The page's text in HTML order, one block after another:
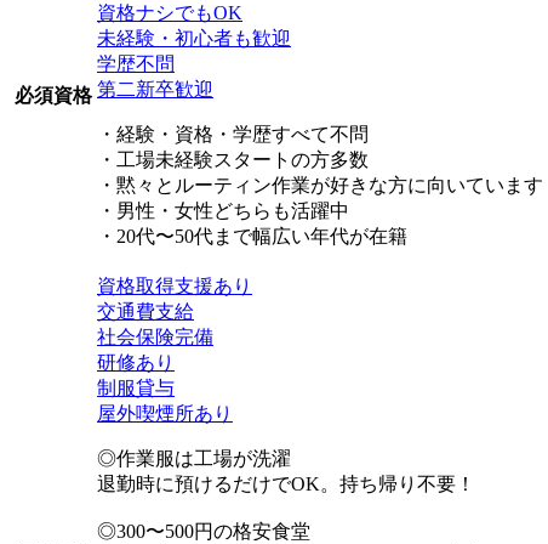
必須資格
資格ナシでもOK
未経験・初心者も歓迎
学歴不問
第二新卒歓迎
・経験・資格・学歴すべて不問
・工場未経験スタートの方多数
・黙々とルーティン作業が好きな方に向いています
・男性・女性どちらも活躍中
・20代〜50代まで幅広い年代が在籍
資格取得支援あり
交通費支給
社会保険完備
研修あり
制服貸与
屋外喫煙所あり
◎作業服は工場が洗濯
退勤時に預けるだけでOK。持ち帰り不要！
◎300〜500円の格安食堂